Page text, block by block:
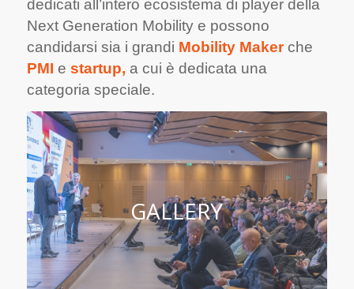
dedicati all’intero ecosistema di player della
Next Generation Mobility e possono
candidarsi sia i grandi Mobility Makerche
PMI e startup, a cui è dedicata una
categoria speciale.
GALLERY